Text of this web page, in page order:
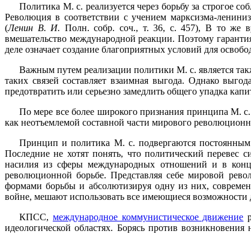
Политика М. с. реализуется через борьбу за строгое
Революция в соответствии с учением марксизма-
(Ленин В. И. Полн. собр. соч., т. 36, с. 457), В то же
вмешательство международной реакции. Поэтому
деле означает создание благоприятных условий для
Важным путем реализации политики М. с. является
таких связей составляет взаимная выгода. Однако
предотвратить или серьезно замедлить общего упадка
По мере все более широкого признания принципа М. с.
как неотъемлемой составной части мирового
Принцип и политика М. с. подвергаются постоянным
Последние не хотят понять, что политический
насилия из сферы международных отношений и в
революционной борьбе. Представляя себе мировой
формами борьбы и абсолютизируя одну из них,
войне, мешают использовать все имеющиеся возможности
КПСС, международное коммунистическое движение
идеологической областях. Борясь против